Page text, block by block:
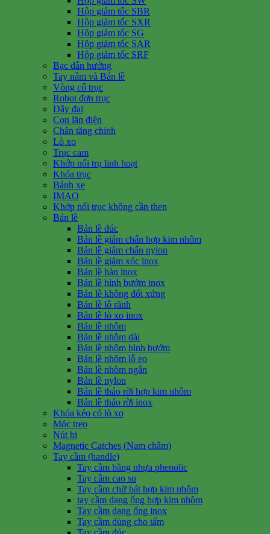
Hộp giảm tốc SBR
Hộp giảm tốc SXR
Hộp giảm tốc SG
Hộp giảm tốc SAR
Hộp giảm tốc SRF
Bạc dẫn hướng
Tay nắm và Bản lề
Vòng cổ trục
Robot đơn trục
Dây đai
Con lăn điện
Chân tăng chỉnh
Lò xo
Trục cam
Khớp nối trụ linh hoạt
Khóa trục
Bánh xe
IMAO
Khớp nối trục không cần then
Bản lề
Bản lề đúc
Bản lề giảm chấn hợp kim nhôm
Bản lề giảm chấn nylon
Bản lề giảm xóc inox
Bản lề hàn inox
Bản lề hình bướm inox
Bản lề không đối xứng
Bản lề lỗ rãnh
Bản lề lò xo inox
Bản lề nhôm
Bản lề nhôm dài
Bản lề nhôm hình bướm
Bản lề nhôm lỗ eo
Bản lề nhôm ngắn
Bản lề nylon
Bản lề tháo rời hợp kim nhôm
Bản lề tháo rời inox
Khóa kéo có lò xo
Móc treo
Nút bi
Magnetic Catches (Nam châm)
Tay cầm (handle)
Tay cầm bằng nhựa phenolic
Tay cầm cao su
Tay cầm chữ bát hợp kim nhôm
tay cầm dạng ống hợp kim nhôm
Tay cầm dạng ống inox
Tay cầm dùng cho tấm